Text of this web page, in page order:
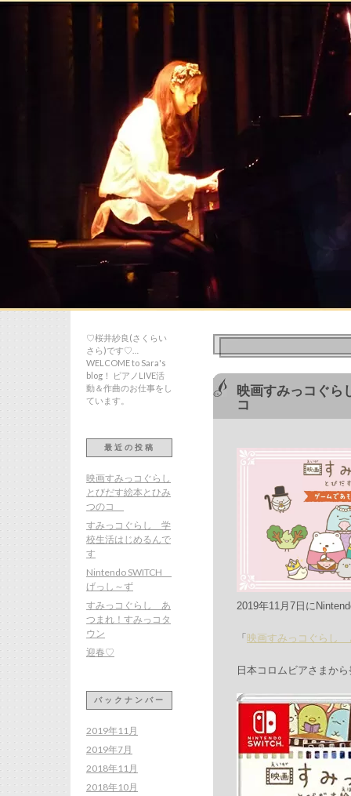
映画すみっコぐら
コ
2019年11月7日に
「 映画すみっコぐらし
日本コロムビアさまか
♡桜井紗良(さくらい
さら)です♡…
WELCOME to Sara's
blog！ ピアノLIVE活
動＆作曲のお仕事をし
ています。
最近の投稿
映画すみっコぐらし
とびだす絵本とひみ
つのコ
すみっコぐらし 学
校生活はじめるんで
す
Nintendo SWITCH
げっし～ず
すみっコぐらし あ
つまれ！すみっコタ
ウン
迎春♡
バックナンバー
2019年11月
2019年7月
2018年11月
2018年10月